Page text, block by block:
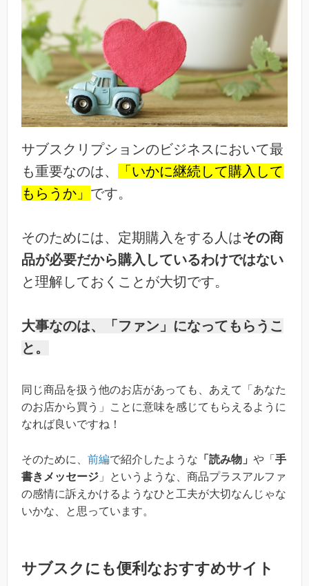
サブスクリプションのビジネスにおいて最
も重要なのは、
「いかに継続して購入して
もらうか」 です。
そのためには、定期購入をする人はその商
品が必要だから購入しているわけではない
と理解しておくことが大切です。
大事なのは、「ファン」になってもらうこ
と。
同じ商品を扱う他のお店があっても、あえて「あなた
のお店から買う」ことに意味を感じてもらえるように
なれば良いですね！
そのために、 前編で紹介したような 「読み物」 や「 手
書きメッセージ 」というような、商品プラスアルファ
の感情に訴えかけるようなひと工夫が大切なんじゃな
いかな、と思っています。
サブスクにも便利なおすすめサイト